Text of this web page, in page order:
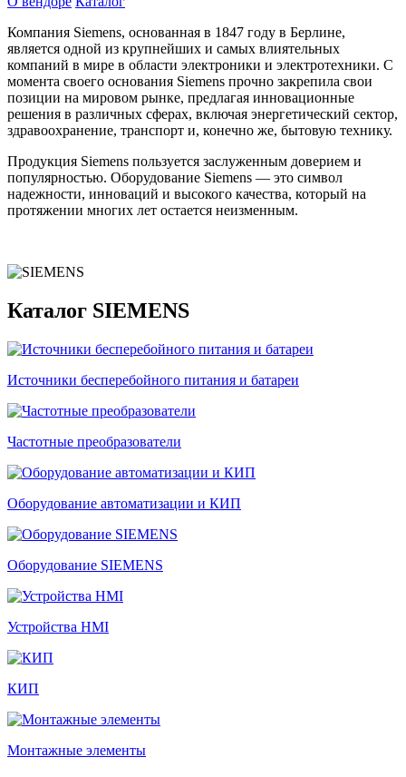
Компания Siemens, основанная в 1847 году в Берлине,
является одной из крупнейших и самых влиятельных
компаний в мире в области электроники и электротехники. С
момента своего основания Siemens прочно закрепила свои
позиции на мировом рынке, предлагая инновационные
решения в различных сферах, включая энергетический сектор,
здравоохранение, транспорт и, конечно же, бытовую технику.
Продукция Siemens пользуется заслуженным доверием и
популярностью. Оборудование Siemens — это символ
надежности, инноваций и высокого качества, который на
протяжении многих лет остается неизменным.
Каталог SIEMENS
Источники бесперебойного питания и батареи
Частотные преобразователи
Оборудование автоматизации и КИП
Оборудование SIEMENS
Устройства HMI
КИП
Монтажные элементы